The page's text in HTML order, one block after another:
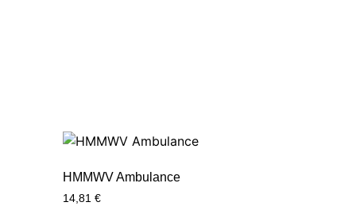
HMMWV Ambulance
14,81 €